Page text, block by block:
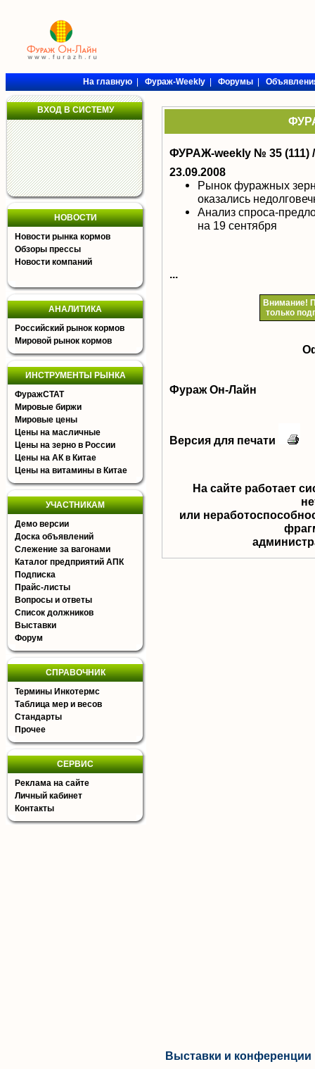
На главную|Фураж-Weekly|Форумы|
ВХОД В СИСТЕМУ
НОВОСТИ
Новости рынка кормов
Обзоры прессы
Новости компаний
АНАЛИТИКА
Российский рынок кормов
Мировой рынок кормов
ИНСТРУМЕНТЫ РЫНКА
ФуражСТАТ
Мировые биржи
Мировые цены
Цены на масличные
Цены на зерно в России
Цены на АК в Китае
Цены на витамины в Китае
УЧАСТНИКАМ
Демо версии
Доска объявлений
Слежение за вагонами
Каталог предприятий АПК
Подписка
Прайс-листы
Вопросы и ответы
Список должников
Выставки
Форум
СПРАВОЧНИК
Термины Инкотермс
Таблица мер и весов
Стандарты
Прочее
СЕРВИС
Реклама на сайте
Личный кабинет
Контакты
ФУРАЖ-weekly № 35 (111)
23.09.2008
Рынок фуражных
оказались
Анализ спроса-
на 19 сентября
...
Внимание!
только
Фураж Он-Лайн
Версия для печати
На сайте работает
или
Выставки и конференции